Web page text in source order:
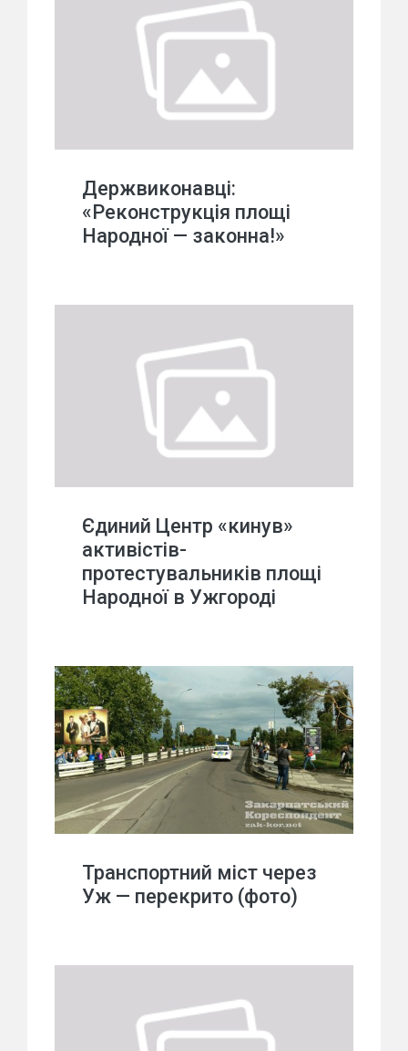
Держвиконавці:
«Реконструкція площі
Народної — законна!»
Єдиний Центр «кинув»
активістів-
протестувальників площі
Народної в Ужгороді
Транспортний міст через
Уж — перекрито (фото)